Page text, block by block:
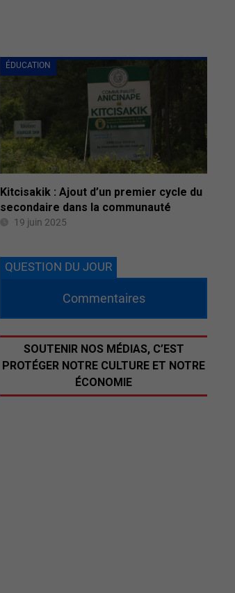
ÉDUCATION
Kitcisakik : Ajout d’un premier cycle du
secondaire dans la communauté
19 juin 2025
QUESTION DU JOUR
Commentaires
SOUTENIR NOS MÉDIAS, C’EST
PROTÉGER NOTRE CULTURE ET NOTRE
ÉCONOMIE